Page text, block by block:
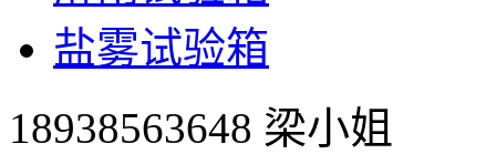
盐雾试验箱
18938563648 梁小姐